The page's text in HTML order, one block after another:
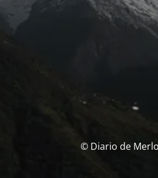
© Diario de